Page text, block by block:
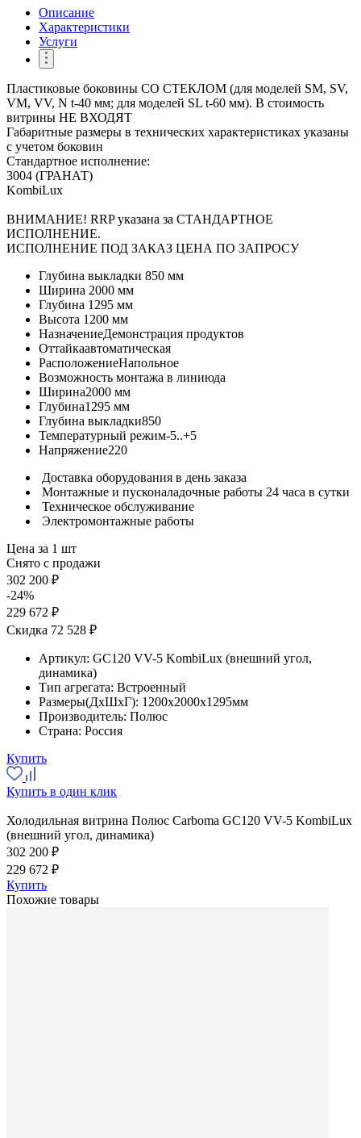
Описание
Характеристики
Услуги
Пластиковые боковины СО СТЕКЛОМ (для моделей SM, SV,
VM, VV, N t-40 мм; для моделей SL t-60 мм). В стоимость
витрины НЕ ВХОДЯТ
Габаритные размеры в технических характеристиках указаны
с учетом боковин
Стандартное исполнение:
3004 (ГРАНАТ)
KombiLux
ВНИМАНИЕ! RRP указана за СТАНДАРТНОЕ
ИСПОЛНЕНИЕ.
ИСПОЛНЕНИЕ ПОД ЗАКАЗ ЦЕНА ПО ЗАПРОСУ
Глубина выкладки 850 мм
Ширина 2000 мм
Глубина 1295 мм
Высота 1200 мм
НазначениеДемонстрация продуктов
Оттайкаавтоматическая
РасположениеНапольное
Возможность монтажа в линиюда
Ширина2000 мм
Глубина1295 мм
Глубина выкладки850
Температурный режим-5..+5
Напряжение220
Доставка оборудования в день заказа
Монтажные и пусконаладочные работы 24 часа в сутки
Техническое обслуживание
Электромонтажные работы
Цена за 1 шт
Снято с продажи
302 200 ₽
-24%
229 672 ₽
Скидка 72 528 ₽
Артикул: GC120 VV-5 KombiLux (внешний угол,
динамика)
Тип агрегата: Встроенный
Размеры(ДхШхГ): 1200x2000x1295мм
Производитель: Полюс
Страна: Россия
Купить
Купить в один клик
Холодильная витрина Полюс Carboma GC120 VV-5 KombiLux
(внешний угол, динамика)
302 200 ₽
229 672 ₽
Купить
Похожие товары